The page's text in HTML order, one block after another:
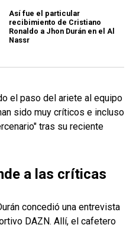
Así fue el particular
recibimiento de Cristiano
Ronaldo a Jhon Durán en el Al
Nassr
el paso del ariete al equipo
sido muy críticos e incluso
tras su reciente
a las críticas
concedió una entrevista
DAZN. Allí, el cafetero